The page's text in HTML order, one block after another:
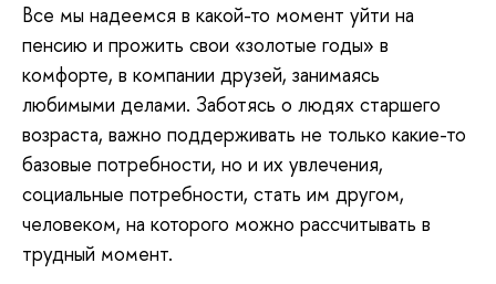
Все мы надеемся в какой-то момент уйти на
пенсию и прожить свои «золотые годы» в
комфорте, в компании друзей, занимаясь
любимыми делами. Заботясь о людях старшего
возраста, важно поддерживать не только какие-то
базовые потребности, но и их увлечения,
социальные потребности, стать им другом,
человеком, на которого можно рассчитывать в
трудный момент.